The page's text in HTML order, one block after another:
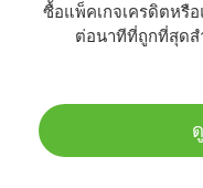
ซื้อแพ็คเกจเครดิตหรื
ต่อนาทีที่ถูกที่สุด